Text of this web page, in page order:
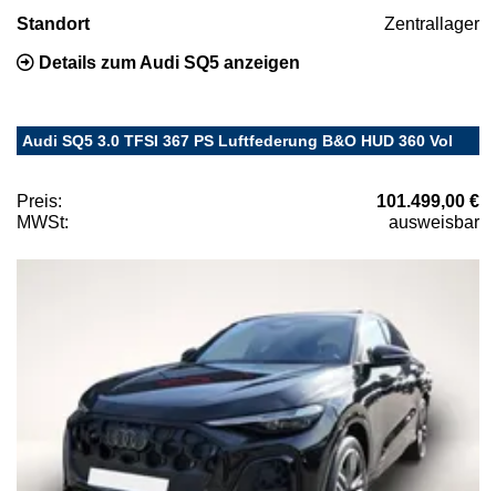
Standort Zentrallager
Details zum Audi SQ5 anzeigen
Audi SQ5 3.0 TFSI 367 PS Luftfederung B&O HUD 360 Vol
Preis:
101.499,00 €
MWSt:
ausweisbar